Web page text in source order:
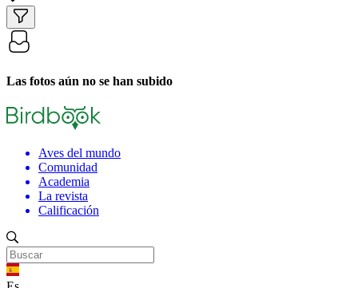
Las fotos aún no se han subido
Aves del mundo
Comunidad
Academia
La revista
Calificación